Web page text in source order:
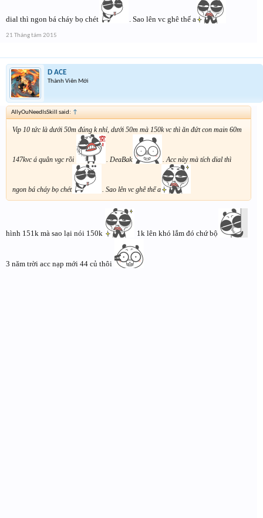
dial thì ngon bá cháy bọ chét . Sao lên vc ghê thế a
21 Tháng tám 2015
D ACE
Thành Viên Mới
AllyOuNeedIsSkill said: ↑
Vip 10 tức là dưới 50m đúng k nhỉ, dưới 50m mà 150k vc thì ăn đứt con main 60m
147kvc á quân vgc rồi . DeaBak . Acc này mà tích dial thì
ngon bá cháy bọ chét . Sao lên vc ghê thế a
hình 151k mà sao lại nói 150k 1k lên khó lắm đó chứ bộ
3 năm trời acc nạp mới 44 củ thôi